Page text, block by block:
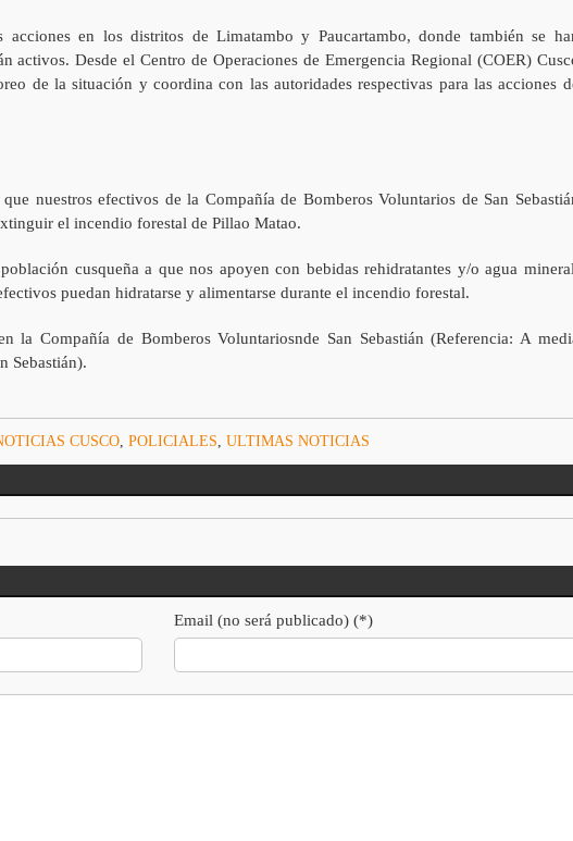
en los distritos de Limatambo y Paucartambo, donde también se
activos. Desde el Centro de Operaciones de Emergencia Regional (COER)
de la situación y coordina con las autoridades respectivas para las acciones
nuestros efectivos de la Compañía de Bomberos Voluntarios de San
el incendio forestal de Pillao Matao.
cusqueña a que nos apoyen con bebidas rehidratantes y/o agua
puedan hidratarse y alimentarse durante el incendio forestal.
la Compañía de Bomberos Voluntariosnde San Sebastián (Referencia: A
Sebastián).
CUSCO, POLICIALES ULTIMAS NOTICIAS
Email (no será publicado) (*)